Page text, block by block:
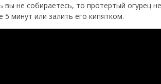
вы не собираетесь, то протертый огурец
минут или залить его кипятком.